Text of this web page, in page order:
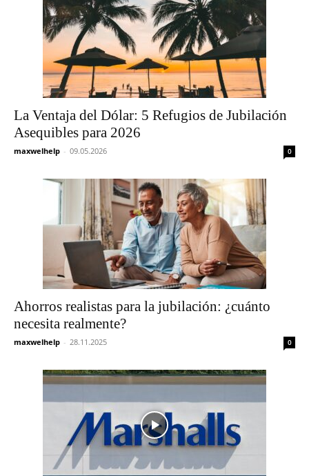
La Ventaja del Dólar: 5 Refugios de Jubilación
Asequibles para 2026
maxwelhelp - 09.05.2026 0
Ahorros realistas para la jubilación: ¿cuánto
necesita realmente?
maxwelhelp - 28.11.2025 0